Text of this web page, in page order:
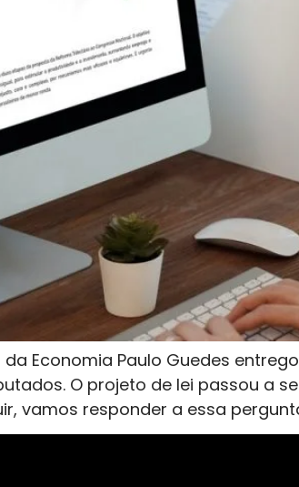
da Economia Paulo Guedes
O projeto de lei passou a
vamos responder a essa